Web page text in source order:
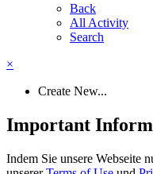
Back
All Activity
Search
×
Create New...
Important
Indem Sie unsere Webseite